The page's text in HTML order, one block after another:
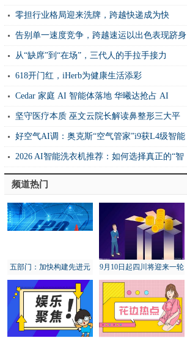
新篇！
零担行业格局迎来洗牌，跨越快递成为快
运“增速之王”
​告别单一速度竞争，跨越速运以出色表现跻身
2026中国快运10强
从“缺席”到“在场”，三代人的手拉手接力
618开门红，iHerb为健康生活添彩
Cedar 家庭 AI 智能体落地 华曦达抢占 AI
Home 生态核心制高点
坚守医疗本质 巫文云院长解读鼻整形三大平
衡法则
好空气AI调：奥克斯“空气管家”i9获L4级智能
证书 重构空调行业价值坐标系
2026 AI智能洗衣机推荐：如何选择真正的“智
能”洗衣机？
频道热门
五部门：加快构建先进元
宇宙技术和产业体系
9月10日起四川将迎来一轮
降雨